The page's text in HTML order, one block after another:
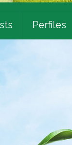
Perfiles